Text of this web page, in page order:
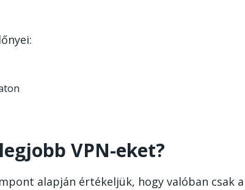
VPN-eket?
alapján értékeljük, hogy valóban